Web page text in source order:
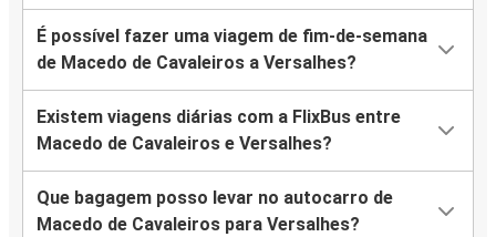
É possível fazer uma viagem de fim-de-semana
de Macedo de Cavaleiros a Versalhes?
Existem viagens diárias com a FlixBus entre
Macedo de Cavaleiros e Versalhes?
Que bagagem posso levar no autocarro de
Macedo de Cavaleiros para Versalhes?